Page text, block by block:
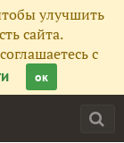
улучшить
сайта.
с
ок